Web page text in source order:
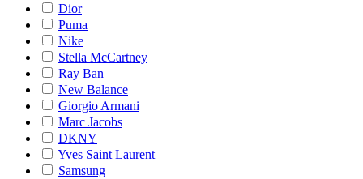
Dior
Puma
Nike
Stella McCartney
Ray Ban
New Balance
Giorgio Armani
Marc Jacobs
DKNY
Yves Saint Laurent
Samsung